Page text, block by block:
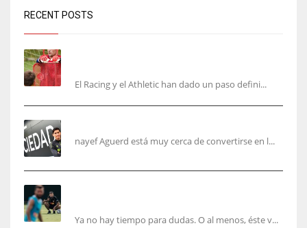
RECENT POSTS
El Racing y el Athletic han dado un paso defini...
nayef Aguerd está muy cerca de convertirse en l...
Ya no hay tiempo para dudas. O al menos, éste v...